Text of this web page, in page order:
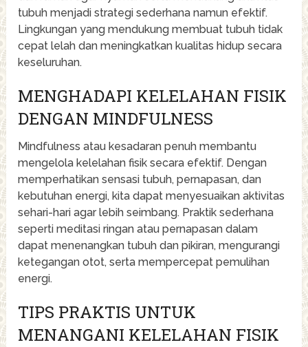
tubuh menjadi strategi sederhana namun efektif.
Lingkungan yang mendukung membuat tubuh tidak
cepat lelah dan meningkatkan kualitas hidup secara
keseluruhan.
MENGHADAPI KELELAHAN FISIK
DENGAN MINDFULNESS
Mindfulness atau kesadaran penuh membantu
mengelola kelelahan fisik secara efektif. Dengan
memperhatikan sensasi tubuh, pernapasan, dan
kebutuhan energi, kita dapat menyesuaikan aktivitas
sehari-hari agar lebih seimbang. Praktik sederhana
seperti meditasi ringan atau pernapasan dalam
dapat menenangkan tubuh dan pikiran, mengurangi
ketegangan otot, serta mempercepat pemulihan
energi.
TIPS PRAKTIS UNTUK
MENANGANI KELELAHAN FISIK